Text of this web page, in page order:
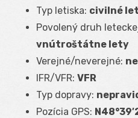
Typ letiska: civilné
Povolený druh
vnútroštátne lety
Verejné/neverejné:
IFR/VFR: VFR
Typ dopravy:
Pozícia GPS: